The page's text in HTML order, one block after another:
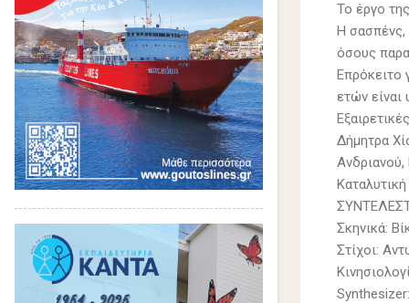
Το έργο
Η σασπένς,
όσους
Επρόκειτο
ετών είναι
Δήμητρα
Σκηνικά:
Στίχοι: